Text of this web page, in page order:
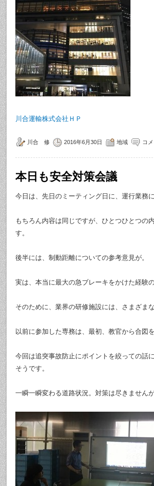
川合運輸株式会社ＨＰ
川合 修 2016年6月30日 地域 コ
本日も安全対策会議
今日は、先日のミーティング日に、運行業務
もちろん内容は同じですが、ひとつひとつの
す。
後半には、制動距離についての参考意見が。
実は、本当に最大の急ブレーキをかけた経験
そのために、業界の研修施設には、さまざま
以前に参加した専務は、最初、教官から合図
今回は追突事故防止にポイントを絞っての話
そうです。
一瞬一瞬変わる道路状況。対策は尽きません